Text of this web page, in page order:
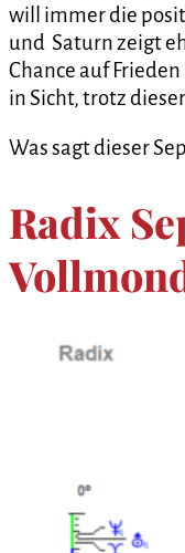
will immer die
und Saturn zeigt
Chance auf
in Sicht, trotz
Was sagt dieser
Radix